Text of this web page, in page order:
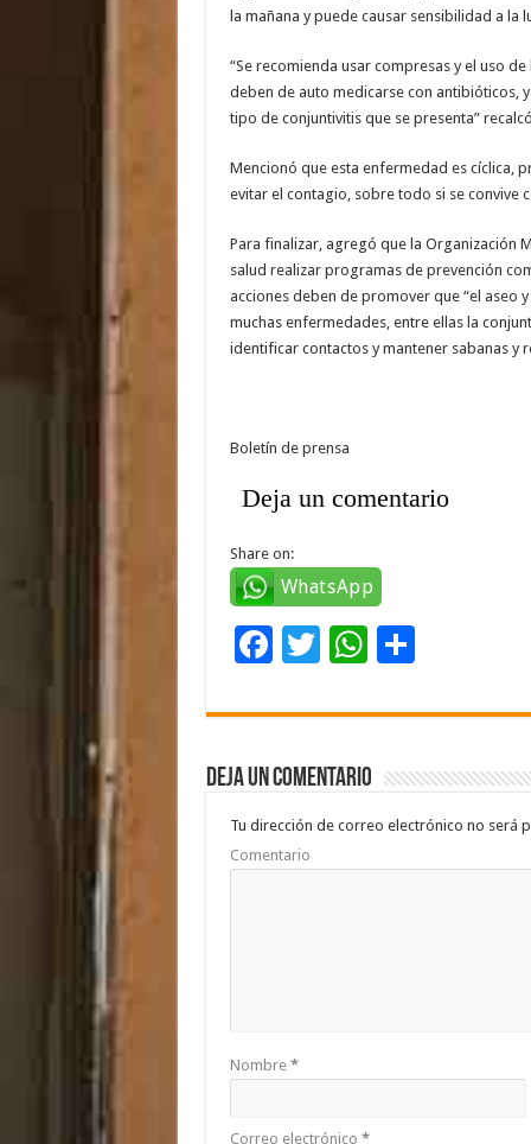
la mañana y puede causar sensibilidad a la
“Se recomienda usar compresas y el uso
deben de auto medicarse con antibióticos,
tipo de conjuntivitis que se presenta”
Mencionó que esta enfermedad es cíclica,
evitar el contagio, sobre todo si se convive
Para finalizar, agregó que la Organización
salud realizar programas de prevención
acciones deben de promover que “el aseo
muchas enfermedades, entre ellas la
identificar contactos y mantener sabanas y
Boletín de prensa
Deja un comentario
Share on:
WhatsApp
F
e
b
o
o
k
T
tt
er
W
at
sA
p
p
C
m
ar
ti
r
Deja un comentario
Tu dirección de correo electrónico no será
Comentario
Nombre *
Correo electrónico *